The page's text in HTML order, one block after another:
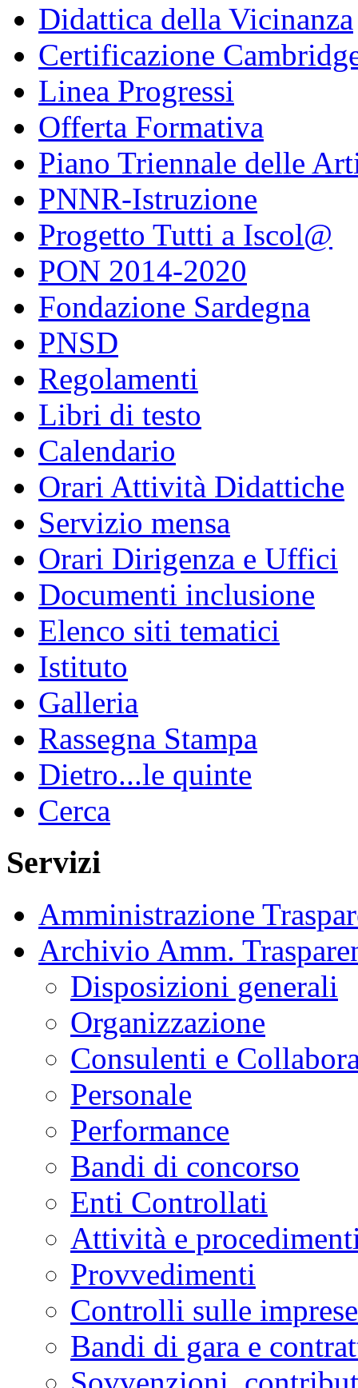
Didattica della Vicinanza
Certificazione
Linea Progressi
Offerta Formativa
Piano Triennale delle
PNNR-Istruzione
Progetto Tutti a Iscol@
PON 2014-2020
Fondazione Sardegna
PNSD
Regolamenti
Libri di testo
Calendario
Orari Attività Didattiche
Servizio mensa
Orari Dirigenza e Uffici
Documenti inclusione
Elenco siti tematici
Istituto
Galleria
Rassegna Stampa
Dietro...le quinte
Cerca
Servizi
Amministrazione
Archivio Amm.
Disposizioni generali
Organizzazione
Consulenti e
Personale
Performance
Bandi di concorso
Enti Controllati
Attività e
Provvedimenti
Controlli sulle imprese
Bandi di gara e